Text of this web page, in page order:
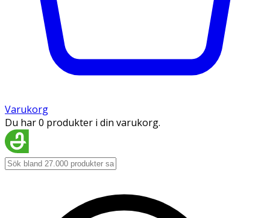
Varukorg
Du har 0 produkter i din varukorg.